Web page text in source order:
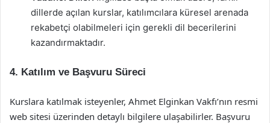
dillerde açılan kurslar, katılımcılara küresel arenada
rekabetçi olabilmeleri için gerekli dil becerilerini
kazandırmaktadır.
4. Katılım ve Başvuru Süreci
Kurslara katılmak isteyenler, Ahmet Elginkan Vakfı’nın resmi
web sitesi üzerinden detaylı bilgilere ulaşabilirler. Başvuru